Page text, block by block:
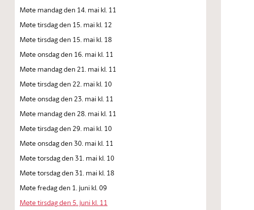
Møte mandag den 14. mai kl. 11
Møte tirsdag den 15. mai kl. 12
Møte tirsdag den 15. mai kl. 18
Møte onsdag den 16. mai kl. 11
Møte mandag den 21. mai kl. 11
Møte tirsdag den 22. mai kl. 10
Møte onsdag den 23. mai kl. 11
Møte mandag den 28. mai kl. 11
Møte tirsdag den 29. mai kl. 10
Møte onsdag den 30. mai kl. 11
Møte torsdag den 31. mai kl. 10
Møte torsdag den 31. mai kl. 18
Møte fredag den 1. juni kl. 09
Møte tirsdag den 5. juni kl. 11